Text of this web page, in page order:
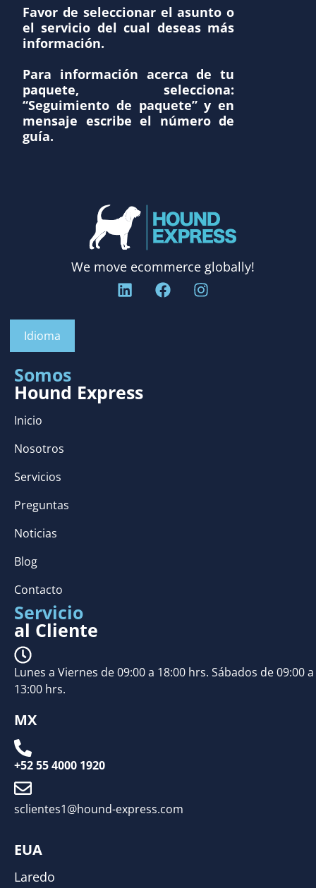
Favor de seleccionar el asunto o
el servicio del cual deseas más
información.
Para información acerca de tu
paquete, selecciona:
“Seguimiento de paquete” y en
mensaje escribe el número de
guía.
We move ecommerce globally!
Idioma
Somos
Hound Express
Inicio
Nosotros
Servicios
Preguntas
Noticias
Blog
Contacto
Servicio
al Cliente
Lunes a Viernes de 09:00 a 18:00 hrs. Sábados de 09:00 a
13:00 hrs.
MX
+52 55 4000 1920
sclientes1@hound-express.com
EUA
Laredo